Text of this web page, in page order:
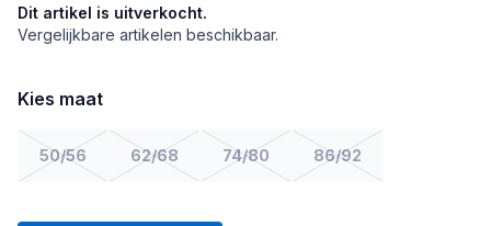
Dit artikel is uitverkocht.
Vergelijkbare artikelen beschikbaar.
Kies maat
50/56 62/68 74/80 86/92